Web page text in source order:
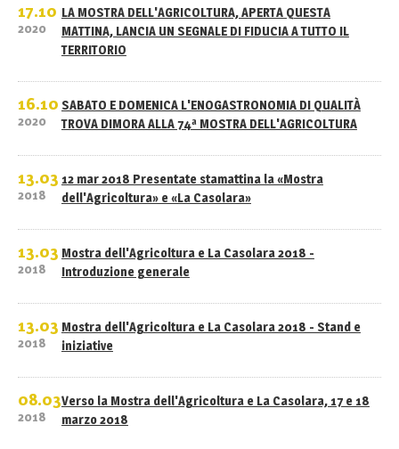
17.10
2020
LA MOSTRA DELL'AGRICOLTURA, APERTA QUESTA
MATTINA, LANCIA UN SEGNALE DI FIDUCIA A TUTTO IL
TERRITORIO
16.10
2020
SABATO E DOMENICA L'ENOGASTRONOMIA DI QUALITÀ
TROVA DIMORA ALLA 74ª MOSTRA DELL'AGRICOLTURA
13.03
2018
12 mar 2018 Presentate stamattina la «Mostra
dell'Agricoltura» e «La Casolara»
13.03
2018
Mostra dell'Agricoltura e La Casolara 2018 -
Introduzione generale
13.03
2018
Mostra dell'Agricoltura e La Casolara 2018 - Stand e
iniziative
08.03
2018
Verso la Mostra dell'Agricoltura e La Casolara, 17 e 18
marzo 2018